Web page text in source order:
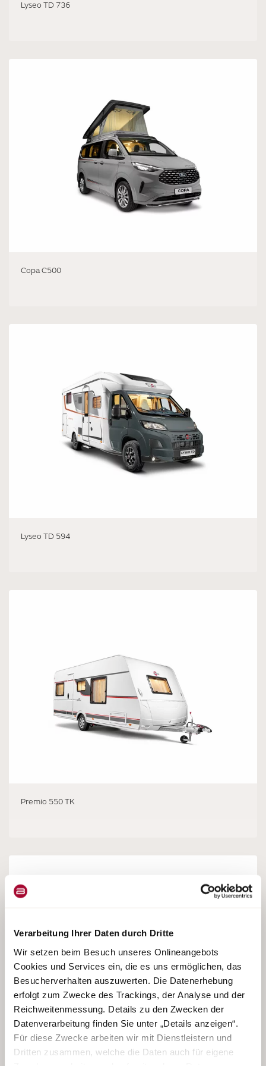
Verarbeitung Ihrer Daten durch Dritte
Wir setzen beim Besuch unseres Onlineangebots
Cookies und Services ein, die es uns ermöglichen, das
Besucherverhalten auszuwerten. Die Datenerhebung
erfolgt zum Zwecke des Trackings, der Analyse und der
Reichweitenmessung. Details zu den Zwecken der
Datenverarbeitung finden Sie unter „Details anzeigen“.
Für diese Zwecke arbeiten wir mit Dienstleistern und
Dritten zusammen, welche die Daten auch für eigene
Lyseo TD 736
Copa C500
Lyseo TD 594
Premio 550 TK